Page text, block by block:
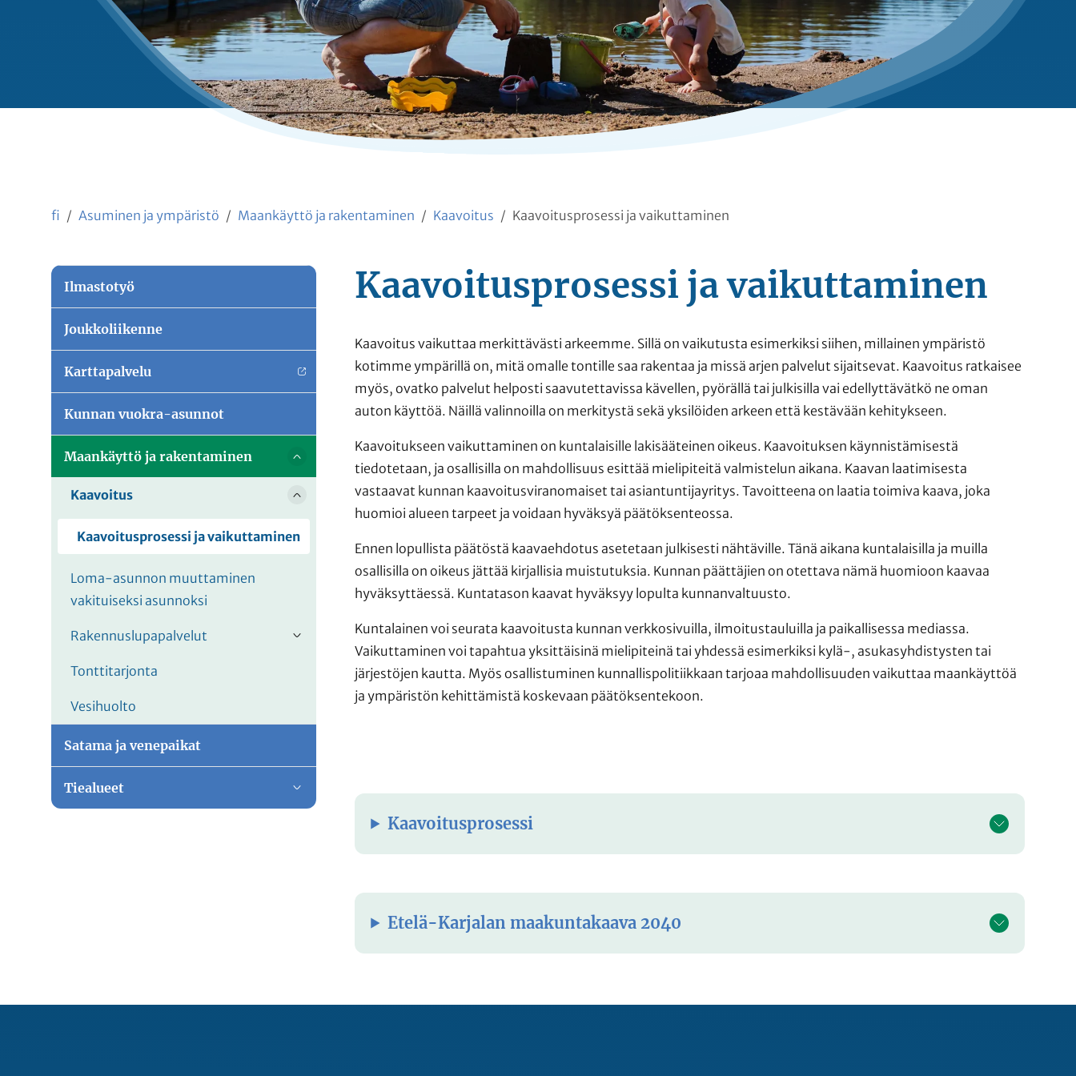
fi Asuminen ja ympäristö Maankäyttö ja rakentaminen Kaavoitus Kaavoitusprosessi ja vaikuttaminen
Ilmastotyö
Joukkoliikenne
Karttapalvelu
Kunnan vuokra-asunnot
Maankäyttö ja rakentaminen
Vaihda alasvetovalikkoa
Kaavoitus
Vaihda alasvetovalikkoa
Kaavoitusprosessi ja vaikuttaminen
Loma-asunnon muuttaminen
vakituiseksi asunnoksi
Rakennuslupapalvelut
Vaihda alasvetovalikkoa
Tonttitarjonta
Vesihuolto
Satama ja venepaikat
Tiealueet
Vaihda alasvetovalikkoa
Kaavoitusprosessi ja vaikuttaminen
Kaavoitus vaikuttaa merkittävästi arkeemme. Sillä on vaikutusta esimerkiksi siihen, millainen ympäristö
kotimme ympärillä on, mitä omalle tontille saa rakentaa ja missä arjen palvelut sijaitsevat. Kaavoitus ratkaisee
myös, ovatko palvelut helposti saavutettavissa kävellen, pyörällä tai julkisilla vai edellyttävätkö ne oman
auton käyttöä. Näillä valinnoilla on merkitystä sekä yksilöiden arkeen että kestävään kehitykseen.
Kaavoitukseen vaikuttaminen on kuntalaisille lakisääteinen oikeus. Kaavoituksen käynnistämisestä
tiedotetaan, ja osallisilla on mahdollisuus esittää mielipiteitä valmistelun aikana. Kaavan laatimisesta
vastaavat kunnan kaavoitusviranomaiset tai asiantuntijayritys. Tavoitteena on laatia toimiva kaava, joka
huomioi alueen tarpeet ja voidaan hyväksyä päätöksenteossa.
Ennen lopullista päätöstä kaavaehdotus asetetaan julkisesti nähtäville. Tänä aikana kuntalaisilla ja muilla
osallisilla on oikeus jättää kirjallisia muistutuksia. Kunnan päättäjien on otettava nämä huomioon kaavaa
hyväksyttäessä. Kuntatason kaavat hyväksyy lopulta kunnanvaltuusto.
Kuntalainen voi seurata kaavoitusta kunnan verkkosivuilla, ilmoitustauluilla ja paikallisessa mediassa.
Vaikuttaminen voi tapahtua yksittäisinä mielipiteinä tai yhdessä esimerkiksi kylä-, asukasyhdistysten tai
järjestöjen kautta. Myös osallistuminen kunnallispolitiikkaan tarjoaa mahdollisuuden vaikuttaa maankäyttöä
ja ympäristön kehittämistä koskevaan päätöksentekoon.
Kaavoitusprosessi
Etelä-Karjalan maakuntakaava 2040